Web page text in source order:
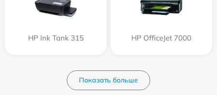
HP Ink Tank 315 HP OfficeJet 7000
Показать больше